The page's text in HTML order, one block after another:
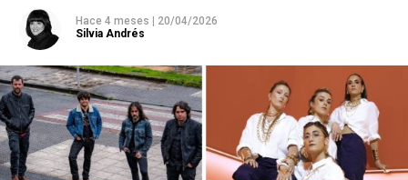
Hace 4 meses
20/04/2026
Silvia Andrés